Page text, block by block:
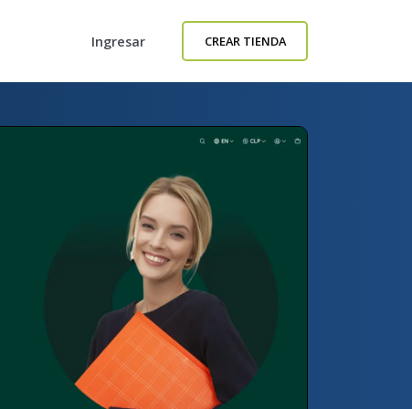
Ingresar CREAR TIENDA